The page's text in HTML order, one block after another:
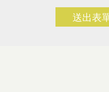
送出表